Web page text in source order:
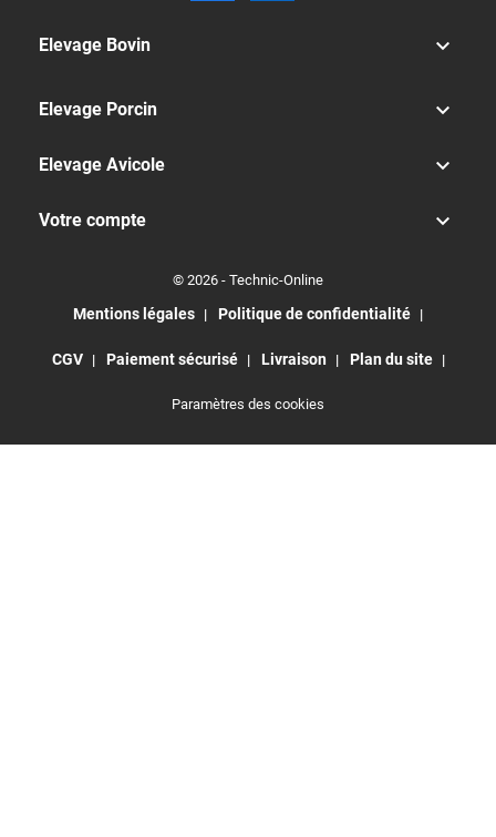
Elevage Bovin 
Elevage Porcin 
Elevage Avicole 
Votre compte 
© 2026 - Technic-Online
Mentions légales Politique de confidentialité
CGV Paiement sécurisé Livraison Plan du site
Paramètres des cookies